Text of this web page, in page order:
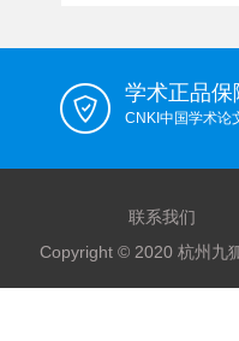
学术正品保
CNKI中国学术论
联系我们
Copyright © 2020 杭州九